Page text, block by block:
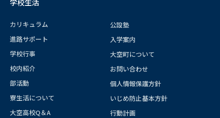
学校生活
カリキュラム
進路サポート
学校行事
校内紹介
部活動
寮生活について
大空高校Q＆A
公設塾
入学案内
大空町について
お問い合わせ
個人情報保護方針
いじめ防止基本方針
行動計画